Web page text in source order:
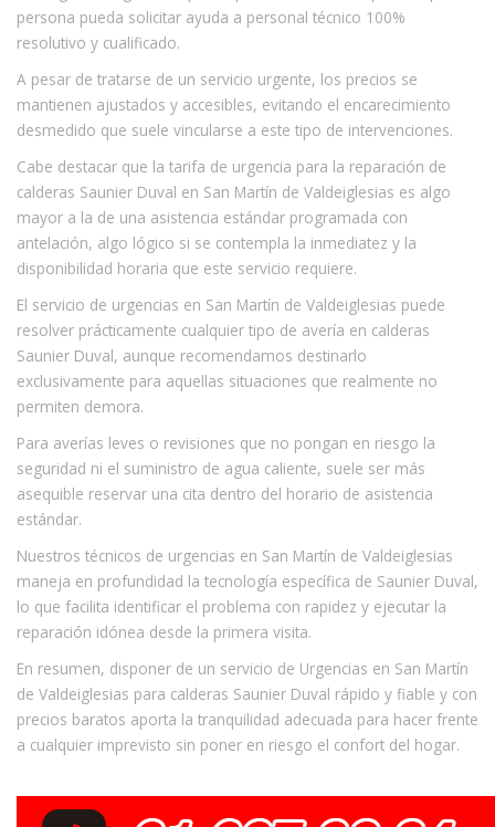
persona pueda solicitar ayuda a personal técnico 100%
resolutivo y cualificado.
A pesar de tratarse de un servicio urgente, los precios se
mantienen ajustados y accesibles, evitando el encarecimiento
desmedido que suele vincularse a este tipo de intervenciones.
Cabe destacar que la tarifa de urgencia para la reparación de
calderas Saunier Duval en San Martín de Valdeiglesias es algo
mayor a la de una asistencia estándar programada con
antelación, algo lógico si se contempla la inmediatez y la
disponibilidad horaria que este servicio requiere.
El servicio de urgencias en San Martín de Valdeiglesias puede
resolver prácticamente cualquier tipo de avería en calderas
Saunier Duval, aunque recomendamos destinarlo
exclusivamente para aquellas situaciones que realmente no
permiten demora.
Para averías leves o revisiones que no pongan en riesgo la
seguridad ni el suministro de agua caliente, suele ser más
asequible reservar una cita dentro del horario de asistencia
estándar.
Nuestros técnicos de urgencias en San Martín de Valdeiglesias
maneja en profundidad la tecnología específica de Saunier Duval,
lo que facilita identificar el problema con rapidez y ejecutar la
reparación idónea desde la primera visita.
En resumen, disponer de un servicio de Urgencias en San Martín
de Valdeiglesias para calderas Saunier Duval rápido y fiable y con
precios baratos aporta la tranquilidad adecuada para hacer frente
a cualquier imprevisto sin poner en riesgo el confort del hogar.